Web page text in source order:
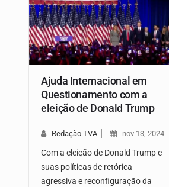
Ajuda Internacional em
Questionamento com a
eleição de Donald Trump
Redação TVA nov 13, 2024
Com a eleição de Donald Trump e
suas políticas de retórica
agressiva e reconfiguração da